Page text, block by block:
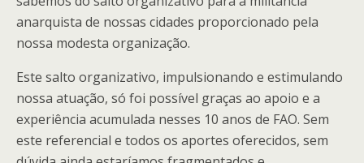
anarquista de nossas cidades proporcionado pela
nossa modesta organização.
Este salto organizativo, impulsionando e estimulando
nossa atuação, só foi possível graças ao apoio e a
experiência acumulada nesses 10 anos de FAO. Sem
este referencial e todos os aportes oferecidos, sem